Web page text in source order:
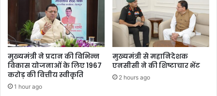
मुख्यमंत्री ने प्रदान की विभिन्न
विकास योजनाओं के लिए 1967
करोड़ की वित्तीय स्वीकृति
1 hour ago
मुख्यमंत्री से महानिदेशक
एनसीसी ने की शिष्टाचार भेंट
2 hours ago